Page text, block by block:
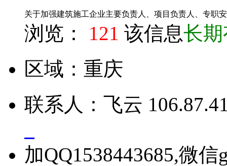
关于加强建筑施工企业主要负责人、项目负责人、专职
浏览： 121 该信息长
区域： 重庆
联系人： 飞云
加QQ1538443685,微信